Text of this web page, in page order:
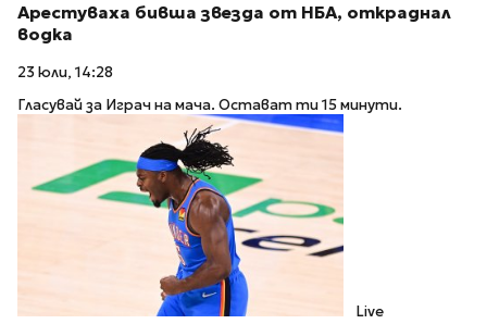
Арестуваха бивша звезда от НБА, откраднал
водка
23 юли, 14:28
Гласувай за Играч на мача. Остават ти 15 минути.
Live